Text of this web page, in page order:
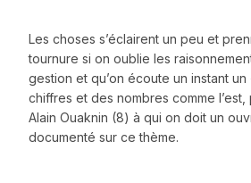
Les choses s’éclairent un peu et
tournure si on oublie les
gestion et qu’on écoute un instant
chiffres et des nombres comme
Alain Ouaknin (8) à qui on doit un
documenté sur ce thème.